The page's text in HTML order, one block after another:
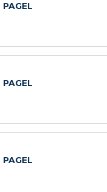
PAGEL
PAGEL
PAGEL